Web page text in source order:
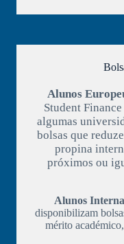
Alunos
Student
algumas
bolsas que
propina
próximos ou
Alunos
disponibilizam
mérito